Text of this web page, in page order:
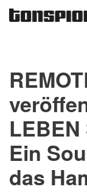
LEBEN
Ein
das